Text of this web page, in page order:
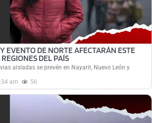
EVENTO DE NORTE AFECTARÁN ESTE
DEL PAÍS
aisladas se prevén en Nayarit, Nuevo León y
am 56